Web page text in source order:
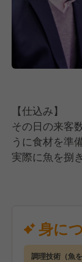
【仕込み】
その日の来客
うに食材を準
実際に魚を捌
ご注文いた
業態によっ
きれいなお寿
身に
調理技術（魚